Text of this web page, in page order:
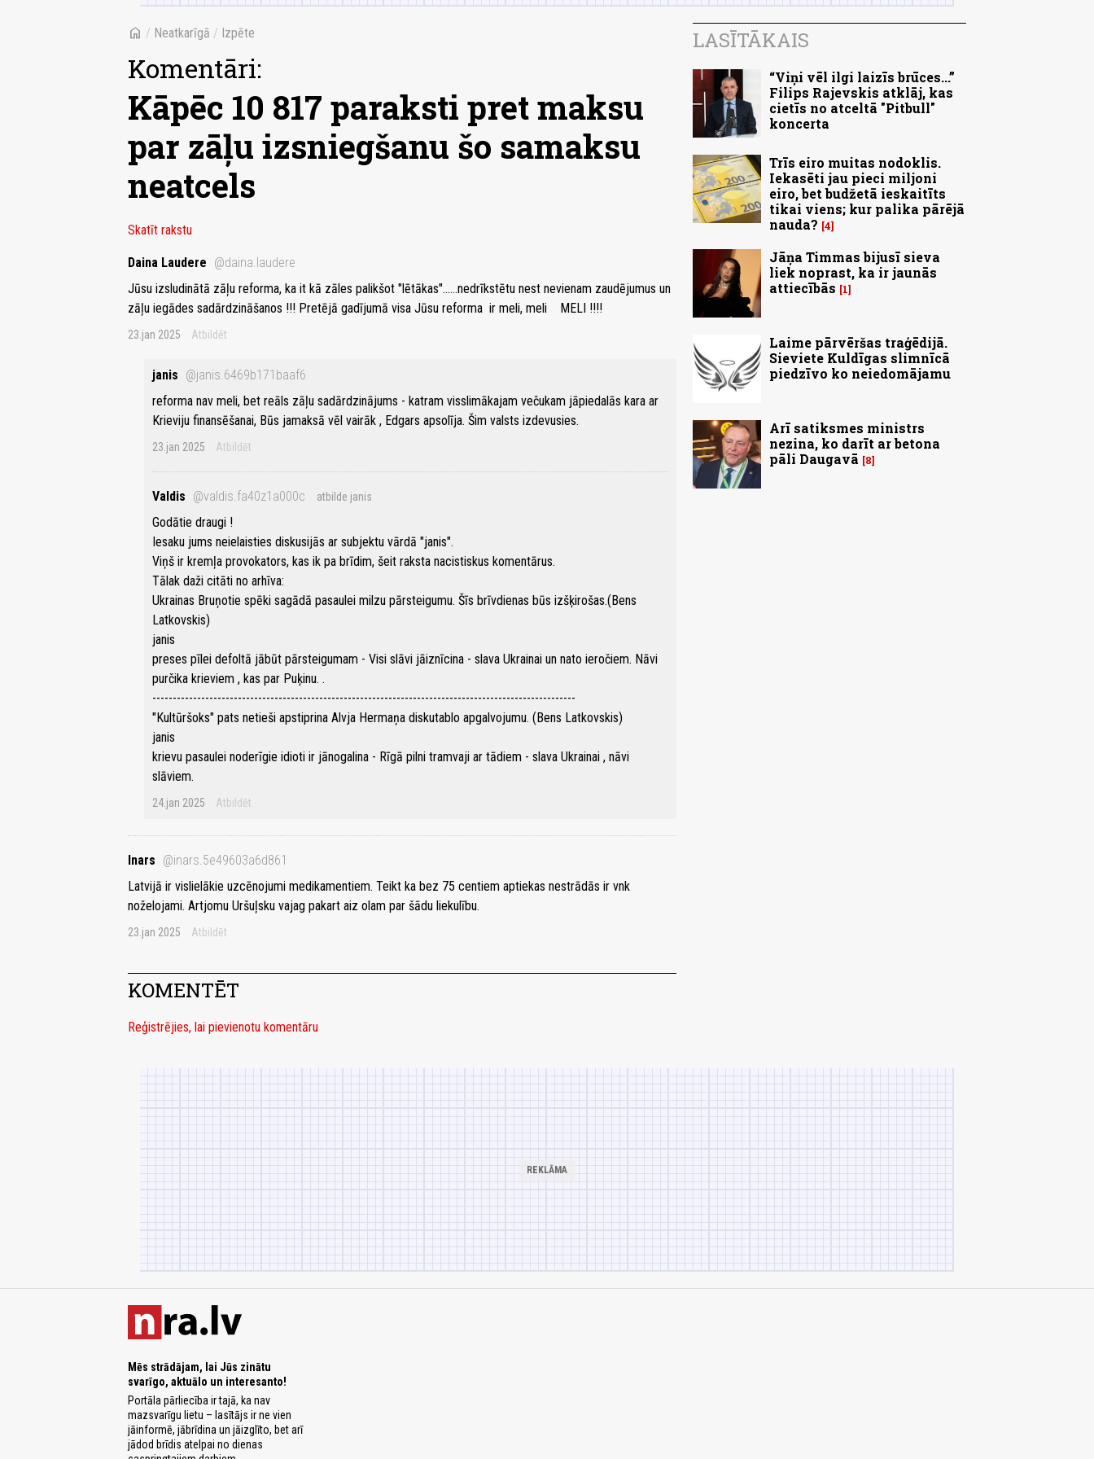
home / Neatkarīgā / Izpēte
Komentāri:
Kāpēc 10 817 paraksti pret maksu
par zāļu izsniegšanu šo samaksu
neatcels
Skatīt rakstu
Daina Laudere @daina.laudere
Jūsu izsludinātā zāļu reforma, ka it kā zāles palikšot "lētākas"......nedrīkstētu nest nevienam zaudējumus un
zāļu iegādes sadārdzināšanos !!! Pretējā gadījumā visa Jūsu reforma ir meli, meli MELI !!!!
23.jan 2025 Atbildēt
janis @janis.6469b171baaf6
reforma nav meli, bet reāls zāļu sadārdzinājums - katram visslimākajam večukam jāpiedalās kara ar
Krieviju finansēšanai, Būs jamaksā vēl vairāk , Edgars apsolīja. Šim valsts izdevusies.
23.jan 2025 Atbildēt
Valdis @valdis.fa40z1a000c atbilde janis
Godātie draugi !
Iesaku jums neielaisties diskusijās ar subjektu vārdā "janis".
Viņš ir kremļa provokators, kas ik pa brīdim, šeit raksta nacistiskus komentārus.
Tālak daži citāti no arhīva:
Ukrainas Bruņotie spēki sagādā pasaulei milzu pārsteigumu. Šīs brīvdienas būs izšķirošas.(Bens
Latkovskis)
janis
preses pīlei defoltā jābūt pārsteigumam - Visi slāvi jāiznīcina - slava Ukrainai un nato ieročiem. Nāvi
purčika krieviem , kas par Puķinu. .
--------------------------------------------------------------------------------------------------------
"Kultūršoks" pats netieši apstiprina Alvja Hermaņa diskutablo apgalvojumu. (Bens Latkovskis)
janis
krievu pasaulei noderīgie idioti ir jānogalina - Rīgā pilni tramvaji ar tādiem - slava Ukrainai , nāvi
slāviem.
24.jan 2025 Atbildēt
Inars @inars.5e49603a6d861
Latvijā ir vislielākie uzcēnojumi medikamentiem. Teikt ka bez 75 centiem aptiekas nestrādās ir vnk
noželojami. Artjomu Uršuļsku vajag pakart aiz olam par šādu liekulību.
23.jan 2025 Atbildēt
KOMENTĒT
Reģistrējies, lai pievienotu komentāru
LASĪTĀKAIS
“Viņi vēl ilgi laizīs brūces...”
Filips Rajevskis atklāj, kas
cietīs no atceltā "Pitbull"
koncerta
Trīs eiro muitas nodoklis.
Iekasēti jau pieci miljoni
eiro, bet budžetā ieskaitīts
tikai viens; kur palika pārējā
nauda? 4
Jāņa Timmas bijusī sieva
liek noprast, ka ir jaunās
attiecībās
1
Laime pārvēršas traģēdijā.
Sieviete Kuldīgas slimnīcā
piedzīvo ko neiedomājamu
Arī satiksmes ministrs
nezina, ko darīt ar betona
pāli Daugavā
8
Mēs strādājam, lai Jūs zinātu
svarīgo, aktuālo un interesanto!
Portāla pārliecība ir tajā, ka nav
mazsvarīgu lietu – lasītājs ir ne vien
jāinformē, jābrīdina un jāizglīto, bet arī
jādod brīdis atelpai no dienas